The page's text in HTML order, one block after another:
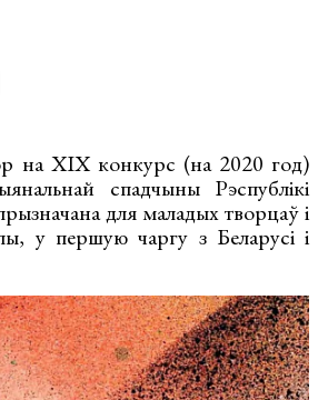
на XIX конкурс (на 2020 год)
спадчыны Рэспублікі
для маладых творцаў і
у першую чаргу з Беларусі і